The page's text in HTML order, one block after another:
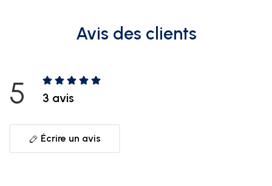
Avis des clients
5 3 avis
Écrire un avis